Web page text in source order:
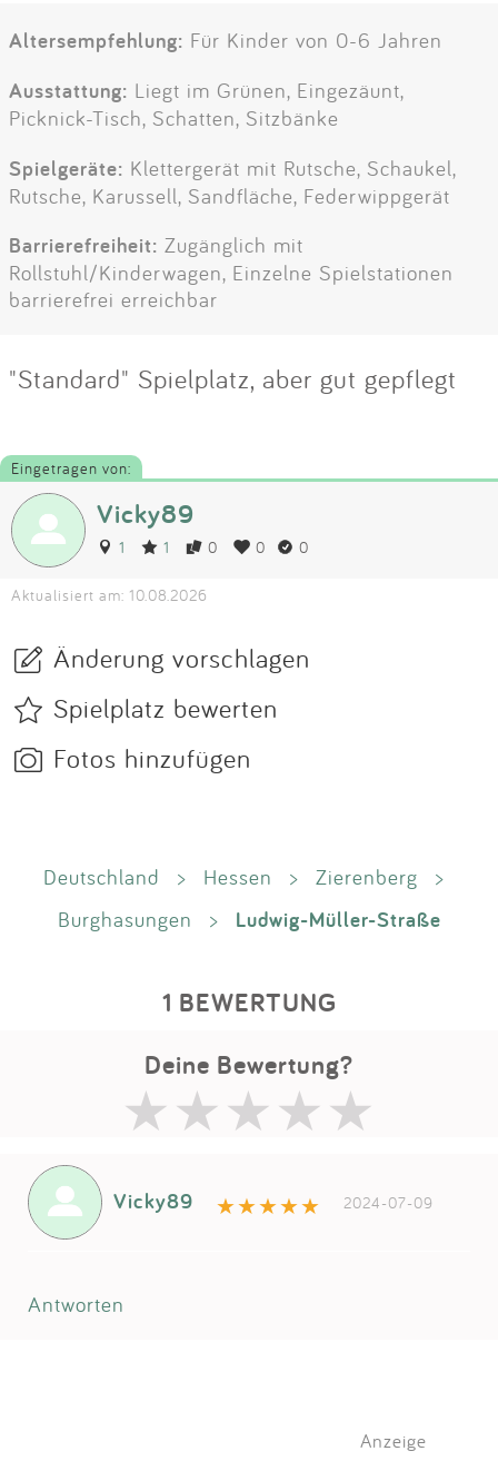
Altersempfehlung: Für Kinder von 0-6 Jahren
Ausstattung: Liegt im Grünen, Eingezäunt,
Picknick-Tisch, Schatten, Sitzbänke
Spielgeräte: Klettergerät mit Rutsche, Schaukel,
Rutsche, Karussell, Sandfläche, Federwippgerät
Barrierefreiheit: Zugänglich mit
Rollstuhl/Kinderwagen, Einzelne Spielstationen
barrierefrei erreichbar
"Standard" Spielplatz, aber gut gepflegt
Eingetragen von:
Vicky89
1 1 0 0 0
Aktualisiert am: 10.08.2026
Änderung vorschlagen
Spielplatz bewerten
Fotos hinzufügen
Deutschland > Hessen > Zierenberg
>
Burghasungen
> Ludwig-Müller-Straße
1 BEWERTUNG
Deine Bewertung?
Vicky89 2024-07-09
Antworten
Anzeige